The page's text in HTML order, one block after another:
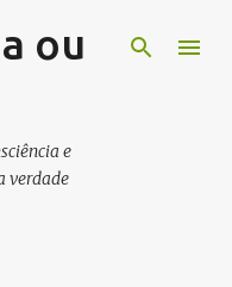
principal
ou
e
verdade